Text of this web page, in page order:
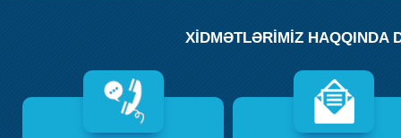
XİDMƏTLƏRİMİZ HAQQINDA